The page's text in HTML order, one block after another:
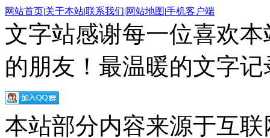
网站首页|关于本站|联系我们|网站地图|手机客户端
文字站感谢每一位喜欢
的朋友！最温暖的文字
本站部分内容来源于互